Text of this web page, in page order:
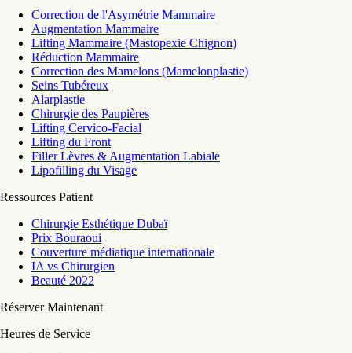
Correction de l'Asymétrie Mammaire
Augmentation Mammaire
Lifting Mammaire (Mastopexie Chignon)
Réduction Mammaire
Correction des Mamelons (Mamelonplastie)
Seins Tubéreux
Alarplastie
Chirurgie des Paupières
Lifting Cervico-Facial
Lifting du Front
Filler Lèvres & Augmentation Labiale
Lipofilling du Visage
Ressources Patient
Chirurgie Esthétique Dubaï
Prix Bouraoui
Couverture médiatique internationale
IA vs Chirurgien
Beauté 2022
Réserver Maintenant
Heures de Service